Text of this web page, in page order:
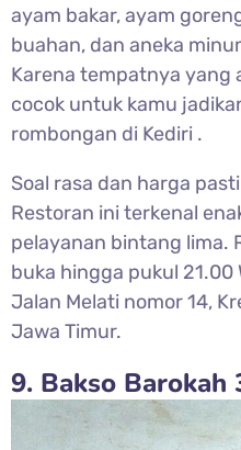
ayam bakar, ayam
buahan, dan aneka
Karena tempatnya yang
cocok untuk kamu
rombongan di Kediri .
Soal rasa dan harga
Restoran ini terkenal
pelayanan bintang lima.
buka hingga pukul 21.00
Jalan Melati nomor 14,
Jawa Timur.
9. Bakso Barokah